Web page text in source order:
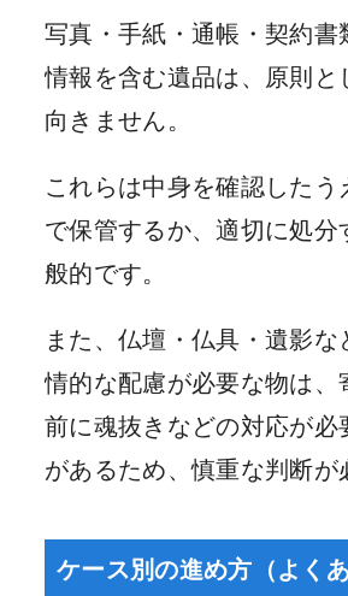
写真・手紙・通帳・契約書
情報を含む遺品は、原則と
向きません。
これらは中身を確認したう
で保管するか、適切に処分
般的です。
また、仏壇・仏具・遺影な
情的な配慮が必要な物は、
前に魂抜きなどの対応が必
があるため、慎重な判断が
ケース別の進め方（よくあ